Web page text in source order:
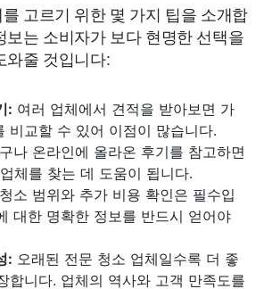
고르기 위한 몇 가지 팁을 소개합
보는 소비자가 보다 현명한 선택을
와줄 것입니다:
: 여러 업체에서 견적을 받아보면 가
비교할 수 있어 이점이 많습니다.
나 온라인에 올라온 후기를 참고하면
체를 찾는 데 도움이 됩니다.
청소 범위와 추가 비용 확인은 필수입
대한 명확한 정보를 반드시 얻어야
: 오래된 전문 청소 업체일수록 더 좋
합니다. 업체의 역사와 고객 만족도를